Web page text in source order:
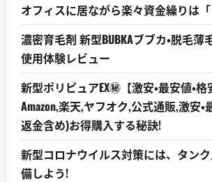
オフィスに居ながら楽々資金繰りは「
濃密育毛剤 新型BUBKAブブカ・脱毛薄
使用体験レビュー
新型ポリピュアEX㊙【激安・最安値・格
Amazon,楽天,ヤフオク,公式通販,激安
返金含め)お得購入する秘訣!
新型コロナウイルス対策には、タン
備しよう!